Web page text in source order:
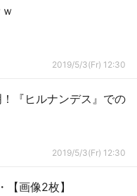
2019/5/3(Fr) 12:30
『ヒルナンデス』での
2019/5/3(Fr) 12:30
【画像2枚】